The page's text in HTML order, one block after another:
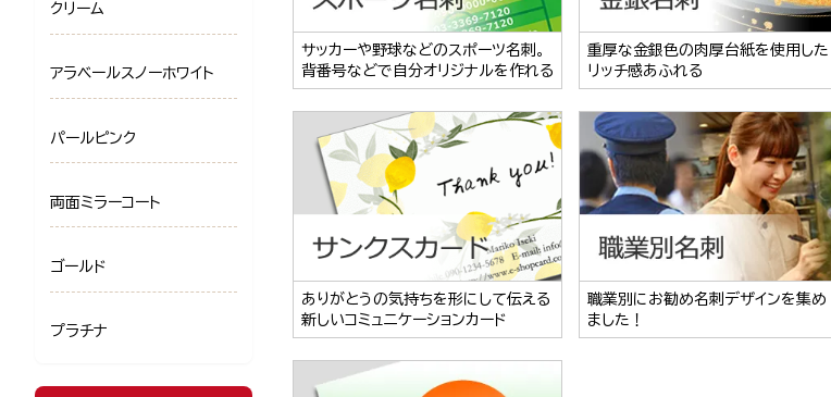
サッカーや野球などのスポーツ名刺。
背番号などで自分オリジナルを作れる
重厚な金銀色の肉厚台紙を使用した
リッチ感あふれる
ありがとうの気持ちを形にして伝える
新しいコミュニケーションカード
職業別にお勧め名刺デザインを集め
ました！
クリーム
アラベールスノーホワイト
パールピンク
両面ミラーコート
ゴールド
プラチナ